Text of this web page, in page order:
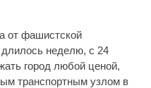
от фашистской
неделю, с 24
город любой ценой,
транспортным узлом в